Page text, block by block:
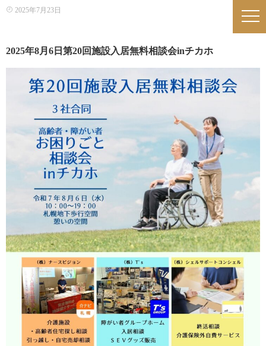
2025年7月23日
2025年8月6日第20回施設入居無料相談会inチカホ